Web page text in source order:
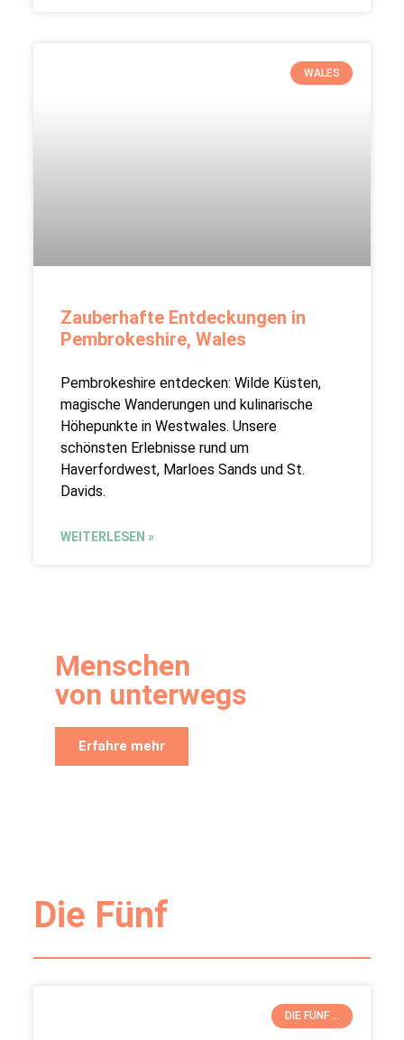
WALES
Zauberhafte Entdeckungen in
Pembrokeshire, Wales
Pembrokeshire entdecken: Wilde Küsten,
magische Wanderungen und kulinarische
Höhepunkte in Westwales. Unsere
schönsten Erlebnisse rund um
Haverfordwest, Marloes Sands und St.
Davids.
WEITERLESEN »
Menschen
von unterwegs
Erfahre mehr
Die Fünf
DIE FÜNF ...